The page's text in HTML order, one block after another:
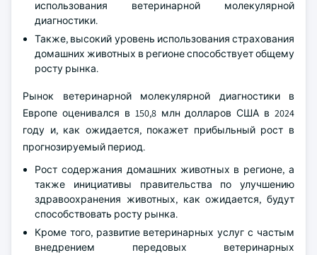
использования ветеринарной молекулярной
диагностики.
Также, высокий уровень использования страхования
домашних животных в регионе способствует общему
росту рынка.
Рынок ветеринарной молекулярной диагностики в
Европе оценивался в 150,8 млн долларов США в 2024
году и, как ожидается, покажет прибыльный рост в
прогнозируемый период.
Рост содержания домашних животных в регионе, а
также инициативы правительства по улучшению
здравоохранения животных, как ожидается, будут
способствовать росту рынка.
Кроме того, развитие ветеринарных услуг с частым
внедрением передовых ветеринарных